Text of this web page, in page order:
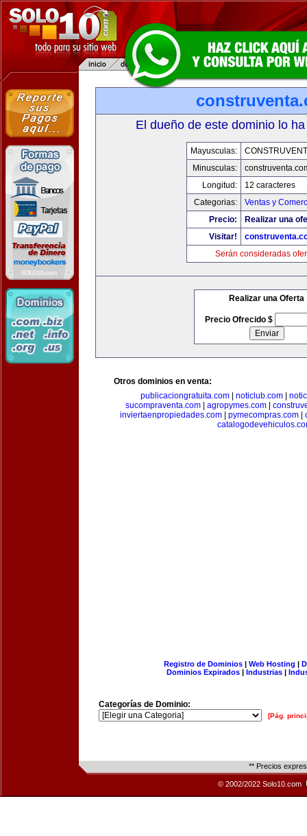
El dueño de este dominio lo
Mayusculas:
Minusculas:
Longitud:
12 caracteres
Categorias:
Ventas y
Precio:
Realizar una
Visitar!
Serán consideradas
Realizar una Oferta
Precio Ofrecido $
Otros dominios en venta:
publicaciongratuita.com| noticlub.com|
sucompraventa.com
agropymes.com
inviertaenpropiedades.com| pymecompras.com|
Registro de Dominios| Web Hosting |
Dominios Expirados | Industrias |
Categorías de Dominio:
[Pág.
** Precios
© 2002/2022 Solo10.com